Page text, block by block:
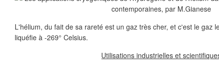
L'hélium, du fait de sa rareté est un gaz très cher, et c'est le gaz
liquéfie à -269° Celsius.
Utilisations industrielles et